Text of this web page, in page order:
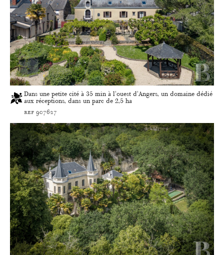
Dans une petite cité à 35 min à l'ouest d'Angers, un domaine dédié
aux réceptions, dans un parc de 2,5 ha
ref 907627